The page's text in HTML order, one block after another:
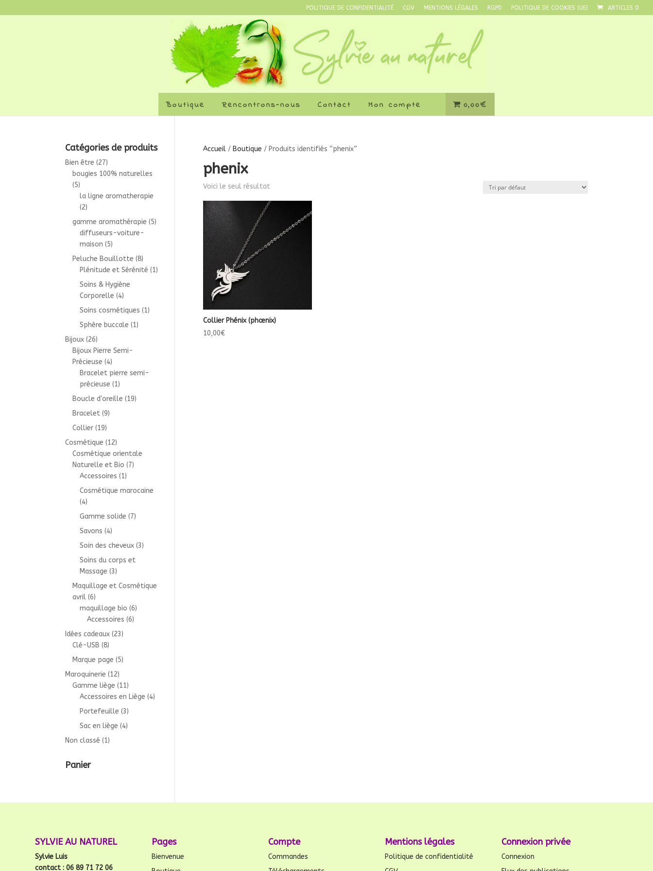
POLITIQUE DE CONFIDENTIALITÉ CGV MENTIONS LÉGALES RGPD POLITIQUE DE COOKIES (UE) ARTICLES 0
Boutique Rencontrons-nous Contact Mon compte 0,00€
Accueil/ Boutique / Produits identifiés “phenix”
phenix
Voici le seul résultat
Collier Phénix (phœnix)
10,00€
Catégories de produits
Bien être (27)
bougies 100% naturelles
(5)
la ligne aromatherapie
(2)
gamme aromathérapie (5)
diffuseurs-voiture-
maison (5)
Peluche Bouillotte (8)
Plénitude et Sérénité (1)
Soins & Hygiène
Corporelle (4)
Soins cosmétiques (1)
Sphère buccale (1)
Bijoux (26)
Bijoux Pierre Semi-
Précieuse (4)
Bracelet pierre semi-
précieuse (1)
Boucle d'oreille (19)
Bracelet (9)
Collier (19)
Cosmétique (12)
Cosmétique orientale
Naturelle et Bio (7)
Accessoires (1)
Cosmétique marocaine
(4)
Gamme solide (7)
Savons (4)
Soin des cheveux (3)
Soins du corps et
Massage (3)
Maquillage et Cosmétique
avril (6)
maquillage bio (6)
Accessoires (6)
Idées cadeaux (23)
Clé-USB (8)
Marque page (5)
Maroquinerie (12)
Gamme liège (11)
Accessoires en Liège (4)
Portefeuille (3)
Sac en liège (4)
Non classé (1)
Panier
SYLVIE AU NATUREL
Sylvie Luis
contact : 06 89 71 72 06
Pages
Bienvenue
Compte
Commandes
Mentions légales
Politique de confidentialité
Connexion privée
Connexion